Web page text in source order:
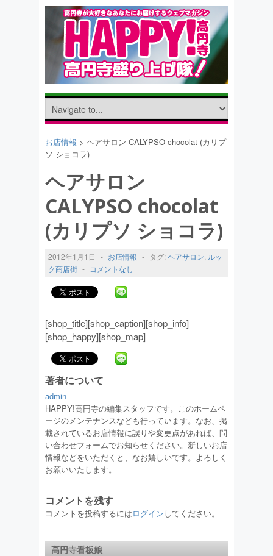
お店情報 > ヘアサロン CALYPSO chocolat (カリプ
ソ ショコラ)
ヘアサロン
CALYPSO chocolat
(カリプソ ショコラ)
2012年1月1日 - お店情報 - タグ:ヘアサロン, ルッ
ク商店街 - コメントなし
[shop_title][shop_caption][shop_info]
[shop_happy][shop_map]
著者について
admin
HAPPY!高円寺の編集スタッフです。このホームペ
ージのメンテナンスなども行っています。なお、掲
載されているお店情報に誤りや変更点があれば、問
い合わせフォームでお知らせください。新しいお店
情報などをいただくと、なお嬉しいです。よろしく
お願いいたします。
コメントを残す
コメントを投稿するにはログインしてください。
高円寺看板娘